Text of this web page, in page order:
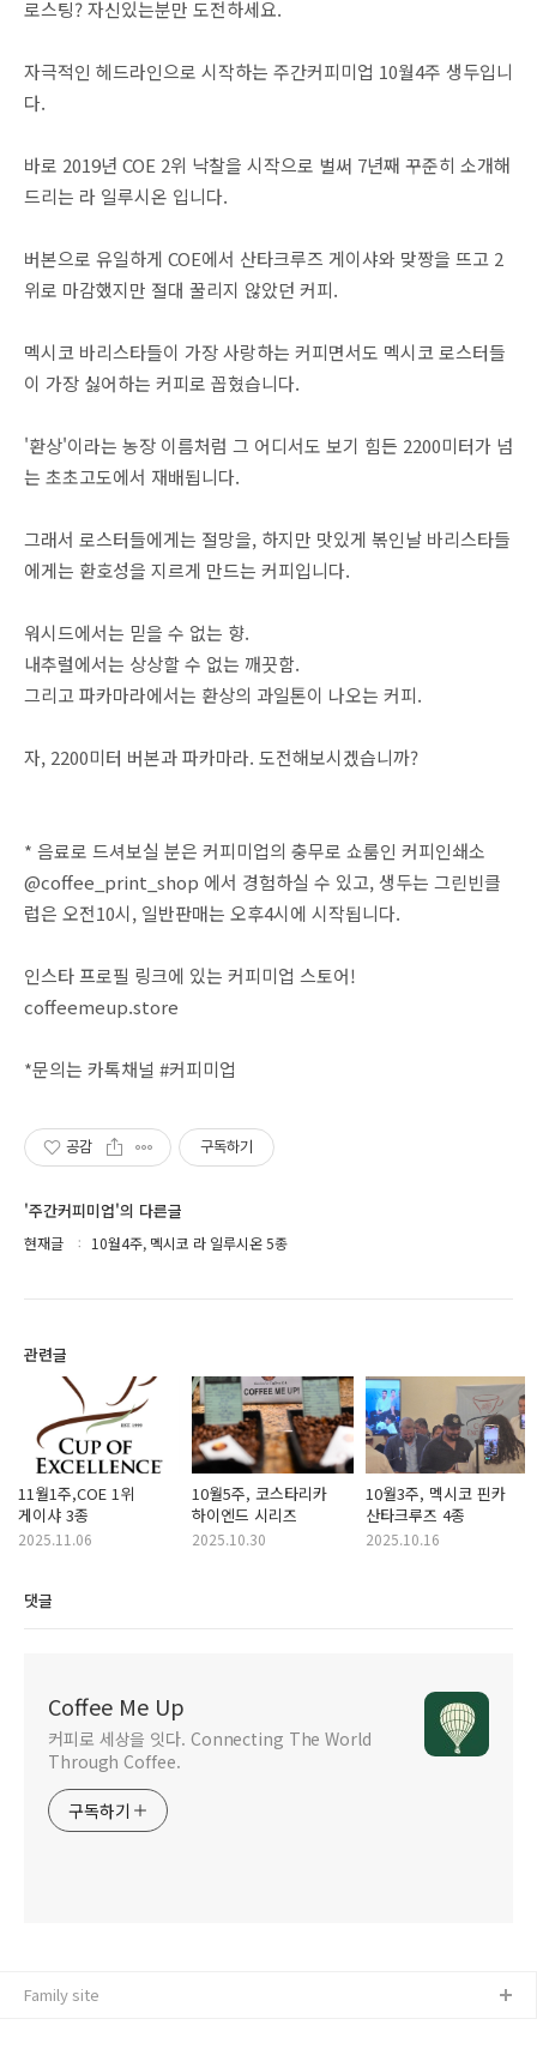
로스팅? 자신있는분만 도전하세요.
자극적인 헤드라인으로 시작하는 주간커피미업 10월4주 생두입니
다.
바로 2019년 COE 2위 낙찰을 시작으로 벌써 7년째 꾸준히 소개해
드리는 라 일루시온 입니다.
버본으로 유일하게 COE에서 산타크루즈 게이샤와 맞짱을 뜨고 2
위로 마감했지만 절대 꿀리지 않았던 커피.
멕시코 바리스타들이 가장 사랑하는 커피면서도 멕시코 로스터들
이 가장 싫어하는 커피로 꼽혔습니다.
'환상'이라는 농장 이름처럼 그 어디서도 보기 힘든 2200미터가 넘
는 초초고도에서 재배됩니다.
그래서 로스터들에게는 절망을, 하지만 맛있게 볶인날 바리스타들
에게는 환호성을 지르게 만드는 커피입니다.
워시드에서는 믿을 수 없는 향.
내추럴에서는 상상할 수 없는 깨끗함.
그리고 파카마라에서는 환상의 과일톤이 나오는 커피.
자, 2200미터 버본과 파카마라. 도전해보시겠습니까?
* 음료로 드셔보실 분은 커피미업의 충무로 쇼룸인 커피인쇄소
@coffee_print_shop 에서 경험하실 수 있고, 생두는 그린빈클
럽은 오전10시, 일반판매는 오후4시에 시작됩니다.
인스타 프로필 링크에 있는 커피미업 스토어!
coffeemeup.store
*문의는 카톡채널 #커피미업
공감 구독하기
'주간커피미업'의 다른글
현재글 10월4주, 멕시코 라 일루시온 5종
관련글
11월1주,COE 1위
게이샤 3종
2025.11.06
10월5주, 코스타리카
하이엔드 시리즈
2025.10.30
10월3주, 멕시코 핀카
산타크루즈 4종
2025.10.16
댓글
Coffee Me Up
커피로 세상을 잇다. Connecting The World
Through Coffee.
구독하기
Family site